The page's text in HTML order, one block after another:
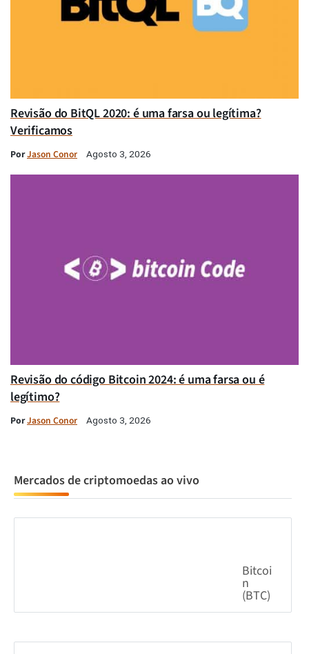
Revisão do BitQL 2020: é uma farsa ou legítima?
Verificamos
PorJason Conor Agosto 3, 2026
Revisão do código Bitcoin 2024: é uma farsa ou é
legítimo?
PorJason Conor Agosto 3, 2026
Mercados de criptomoedas ao vivo
Bitcoi
n
(BTC)
64,395.03 0.70%